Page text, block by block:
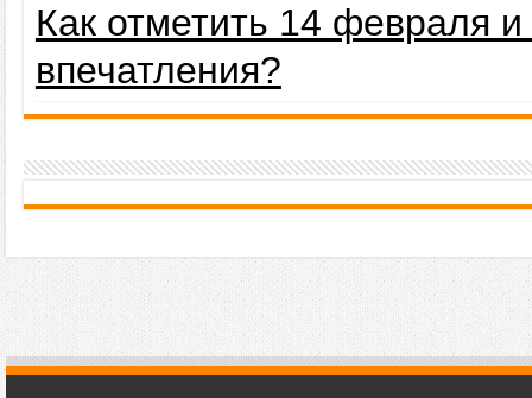
Как отметить 14 февраля
впечатления?